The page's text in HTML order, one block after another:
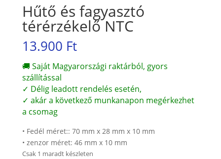
Hűtő és fagyasztó
térérzékelő NTC
13.900 Ft
🚚 Saját Magyarországi raktárból, gyors
szállítással
✓ Délig leadott rendelés esetén,
✓ akár a következő munkanapon megérkezhet
a csomag
• Fedél méret:: 70 mm x 28 mm x 10 mm
• zenzor méret: 46 mm x 10 mm
Csak 1 maradt készleten